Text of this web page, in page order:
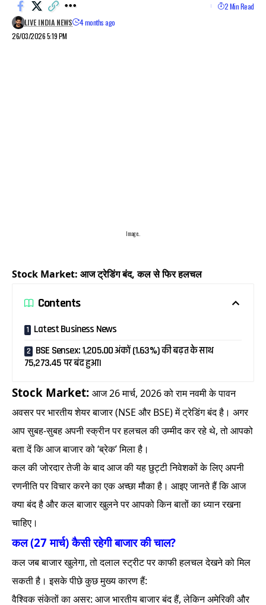
26/03/2026 5:19 PM
LIVE INDIA NEWS 4 months ago
2 Min Read
Image..
Stock Market: आज ट्रेडिंग बंद, कल से फिर हलचल
Contents
Latest Business News
BSE Sensex: 1,205.00 अंकों (1.63%) की बढ़त के साथ
75,273.45 पर बंद हुआ।
Stock Market: आज 26 मार्च, 2026 को राम नवमी के पावन
अवसर पर भारतीय शेयर बाजार (NSE और BSE) में ट्रेडिंग बंद है। अगर
आप सुबह-सुबह अपनी स्क्रीन पर हलचल की उम्मीद कर रहे थे, तो आपको
बता दें कि आज बाजार को ‘ब्रेक’ मिला है।
कल की जोरदार तेजी के बाद आज की यह छुट्टी निवेशकों के लिए अपनी
रणनीति पर विचार करने का एक अच्छा मौका है। आइए जानते हैं कि आज
क्या बंद है और कल बाजार खुलने पर आपको किन बातों का ध्यान रखना
चाहिए।
कल (27 मार्च) कैसी रहेगी बाजार की चाल?
कल जब बाजार खुलेगा, तो दलाल स्ट्रीट पर काफी हलचल देखने को मिल
सकती है। इसके पीछे कुछ मुख्य कारण हैं:
वैश्विक संकेतों का असर: आज भारतीय बाजार बंद हैं, लेकिन अमेरिकी और